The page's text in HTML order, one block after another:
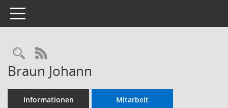
Toggle navigation
Rechercheauswahl
RSS-Feed
Braun Johann
Informationen Mitarbeit